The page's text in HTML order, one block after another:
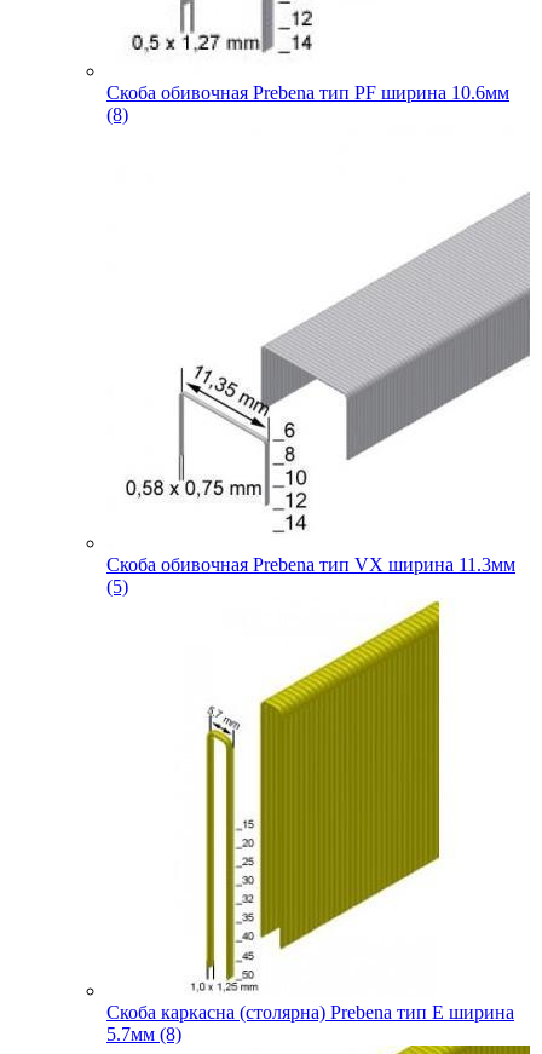
Скоба обивочная Prebena тип PF ширина 10.6мм
(8)
Скоба обивочная Prebena тип VX ширина 11.3мм
(5)
Скоба каркасна (столярна) Prebena тип E ширина
5.7мм (8)